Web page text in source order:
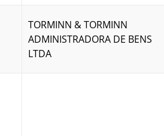
TORMINN & TORMINN
ADMINISTRADORA DE BENS
LTDA